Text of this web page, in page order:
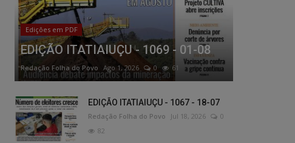
Edições em PDF
EDIÇÃO ITATIAIUÇU - 1069 - 01-08
Redação Folha do Povo Ago 1, 2026 0 61
EDIÇÃO ITATIAIUÇU - 1067 - 18-07
Redação Folha do Povo Jul 18, 2026
0
82